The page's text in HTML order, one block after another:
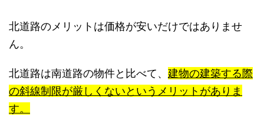
北道路のメリットは価格が安いだけではありませ
ん。
北道路は南道路の物件と比べて、 建物の建築する際
の斜線制限が厳しくないというメリットがありま
す。